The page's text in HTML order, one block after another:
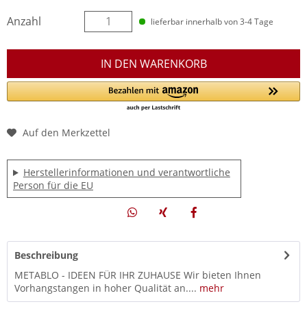
Anzahl lieferbar innerhalb von 3-4 Tage
IN DEN WARENKORB
Auf den Merkzettel
Herstellerinformationen und verantwortliche
Person für die EU
Beschreibung
METABLO - IDEEN FÜR IHR ZUHAUSE Wir bieten Ihnen
Vorhangstangen in hoher Qualität an.... mehr